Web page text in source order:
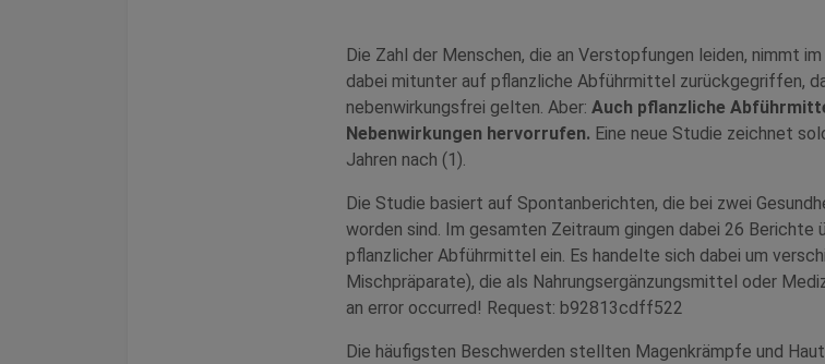
Die Zahl der Menschen, die an Verstopfungen leiden, nimmt
dabei mitunter auf pflanzliche Abführmittel zurückgegriffen,
nebenwirkungsfrei gelten. Aber: Auch pflanzliche
Nebenwirkungen hervorrufen. Eine neue Studie zeichnet
Jahren nach (1).
Die Studie basiert auf Spontanberichten, die bei zwei
worden sind. Im gesamten Zeitraum gingen dabei 26 Berichte
pflanzlicher Abführmittel ein. Es handelte sich dabei um
Mischpräparate), die als Nahrungsergänzungsmittel oder
an error occurred! Request: b92813cdff522
Die häufigsten Beschwerden stellten Magenkrämpfe und